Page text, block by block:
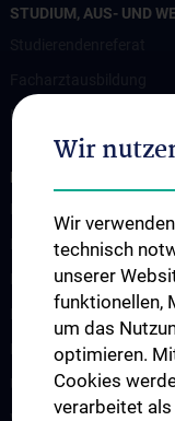
STUDIUM, AUS- UND
Nostrifikation
FORSCHUNG UND
Fachbereich
Fachbereich
Fachbereich
Fachbereich
Untersuchungsstelle
Wir
Wir
technisch
unserer
funktionellen,
um das
optimieren.
Cookies
verarbeitet